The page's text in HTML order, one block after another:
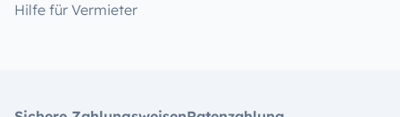
Hilfe für Vermieter